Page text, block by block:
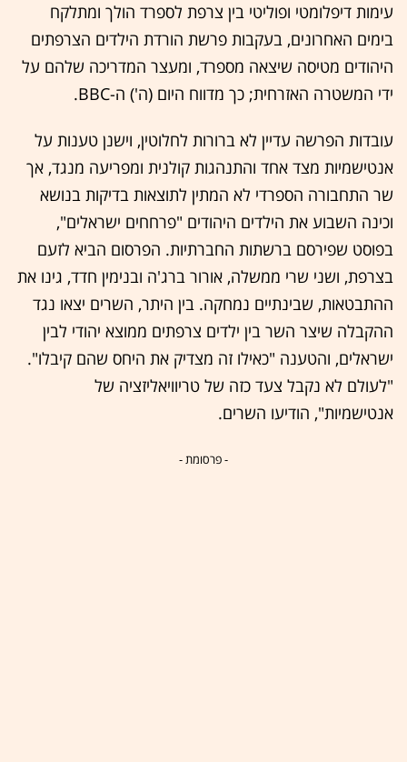
עימות דיפלומטי ופוליטי בין צרפת לספרד הולך ומתלקח
בימים האחרונים, בעקבות פרשת הורדת הילדים הצרפתים
היהודים מטיסה שיצאה מספרד, ומעצר המדריכה שלהם על
ידי המשטרה האזרחית; כך מדווח היום (ה') ה-BBC.
עובדות הפרשה עדיין לא ברורות לחלוטין, וישנן טענות על
אנטישמיות מצד אחד והתנהגות קולנית ומפריעה מנגד, אך
שר התחבורה הספרדי לא המתין לתוצאות בדיקות בנושא
וכינה השבוע את הילדים היהודים "פרחחים ישראלים",
בפוסט שפירסם ברשתות החברתיות. הפרסום הביא לזעם
בצרפת, ושני שרי ממשלה, אורור ברג'ה ובנימין חדד, גינו את
ההתבטאות, שבינתיים נמחקה. בין היתר, השרים יצאו נגד
ההקבלה שיצר השר בין ילדים צרפתים ממוצא יהודי לבין
ישראלים, והטענה "כאילו זה מצדיק את היחס שהם קיבלו".
"לעולם לא נקבל צעד כזה של טריוויאליזציה של
אנטישמיות", הודיעו השרים.
- פרסומת -